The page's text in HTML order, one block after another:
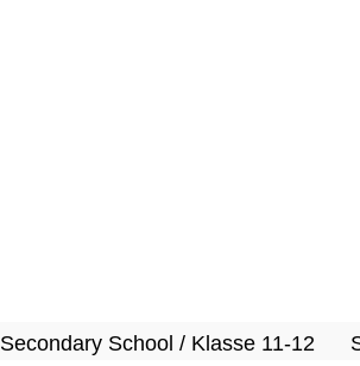
Secondary School / Klasse 11-12